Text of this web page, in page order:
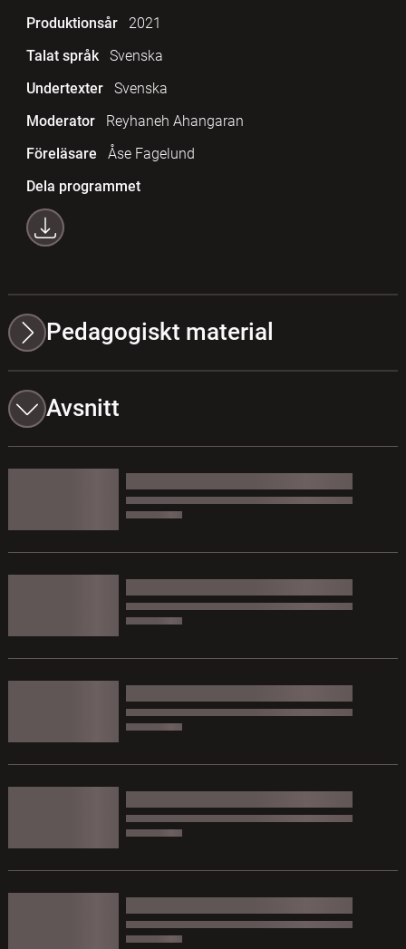
Produktionsår
2021
Talat språk
Svenska
Undertexter
Svenska
Moderator
Reyhaneh Ahangaran
Föreläsare
Åse Fagelund
Dela programmet
Pedagogiskt material
Avsnitt